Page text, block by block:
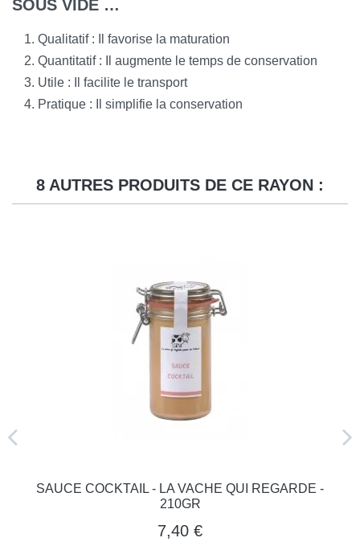
SOUS VIDE …
Qualitatif : Il favorise la maturation
Quantitatif : Il augmente le temps de conservation
Utile : Il facilite le transport
Pratique : Il simplifie la conservation
8 AUTRES PRODUITS DE CE RAYON :
SAUCE COCKTAIL - LA VACHE QUI REGARDE -
210GR
7,40 €